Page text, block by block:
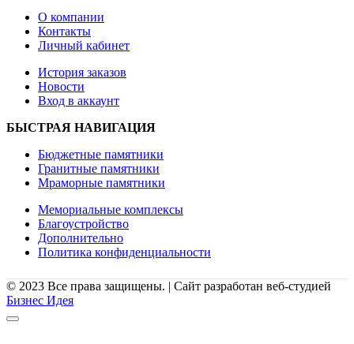
О компании
Контакты
Личный кабинет
История заказов
Новости
Вход в аккаунт
БЫСТРАЯ НАВИГАЦИЯ
Бюджетные памятники
Гранитные памятники
Мраморные памятники
Мемориальные комплексы
Благоустройство
Дополнительно
Политика конфиденциальности
© 2023 Все права защищены. | Сайт разработан веб-студией
Бизнес Идея